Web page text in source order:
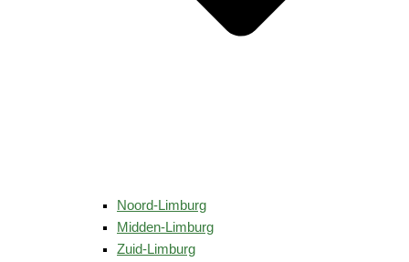
Noord-Limburg
Midden-Limburg
Zuid-Limburg